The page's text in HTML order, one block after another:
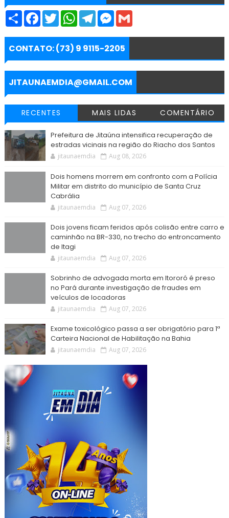
S
r
e
F
e
b
o
k
T
w
t
t
e
r
W
t
s
p
p
T
e
g
a
m
M
s
e
g
e
r
G
i
CONTATO: (73) 9 9115-2205
JITAUNAEMDIA@GMAIL.COM
RECENTES MAIS LIDAS COMENTÁRIO
Prefeitura de Jitaúna intensifica recuperação de
estradas vicinais na região do Riacho dos Santos
jitaunaemdia Aug 08, 2026
Dois homens morrem em confronto com a Polícia
Militar em distrito do município de Santa Cruz
Cabrália
jitaunaemdia Aug 07, 2026
Dois jovens ficam feridos após colisão entre carro e
caminhão na BR-330, no trecho do entroncamento
de Itagi
jitaunaemdia Aug 07, 2026
Sobrinho de advogada morta em Itororó é preso
no Pará durante investigação de fraudes em
veículos de locadoras
jitaunaemdia Aug 07, 2026
Exame toxicológico passa a ser obrigatório para 1ª
Carteira Nacional de Habilitação na Bahia
jitaunaemdia Aug 07, 2026